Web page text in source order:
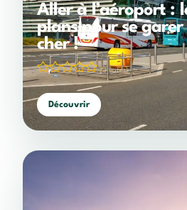
Aller à l’aéroport :
plans pour se
cher !
(0 votes)
Découvrir